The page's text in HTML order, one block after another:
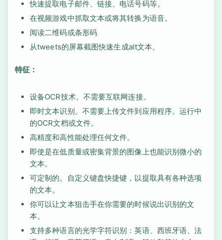
快速提取电子邮件、链接、电话号码等。
在视频游戏中抓取文本或将其转换为语音。
阅读二维码或条形码
从tweets的屏幕截图快速生成alt文本。
特征：
设备OCR技术。不需要互联网连接。
即时文本识别。不需要上传文件到应用程序。运行中
的OCR文档或文件。
高精度和高性能处理任何文件。
即使是在低质量或密集背景的图像上也能识别微小的
文本。
可定制的。自定义键盘快捷键，以提取具有各种选项
的文本。
你可以让文本狙击手在你需要的时候说出识别的文
本。
支持多种语言的光学字符识别：英语、西班牙语、法